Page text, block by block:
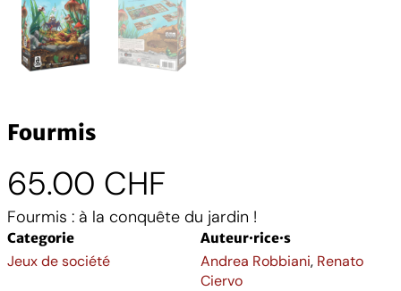
Fourmis
65.00 CHF
Fourmis : à la conquête du jardin !
Categorie
Jeux de société
Auteur·rice·s
Andrea Robbiani, Renato
Ciervo